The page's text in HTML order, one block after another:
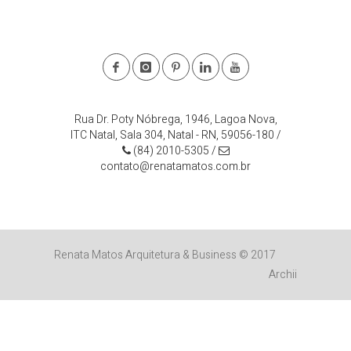
Rua Dr. Poty Nóbrega, 1946, Lagoa Nova,
ITC Natal, Sala 304, Natal - RN, 59056-180/
(84) 2010-5305/
contato@renatamatos.com.br
Renata Matos Arquitetura & Business © 2017
Archii